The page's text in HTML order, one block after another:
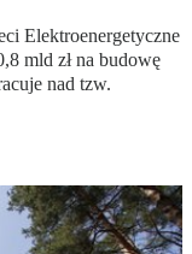
Elektroenergetyczne
mld zł na budowę
nad tzw.